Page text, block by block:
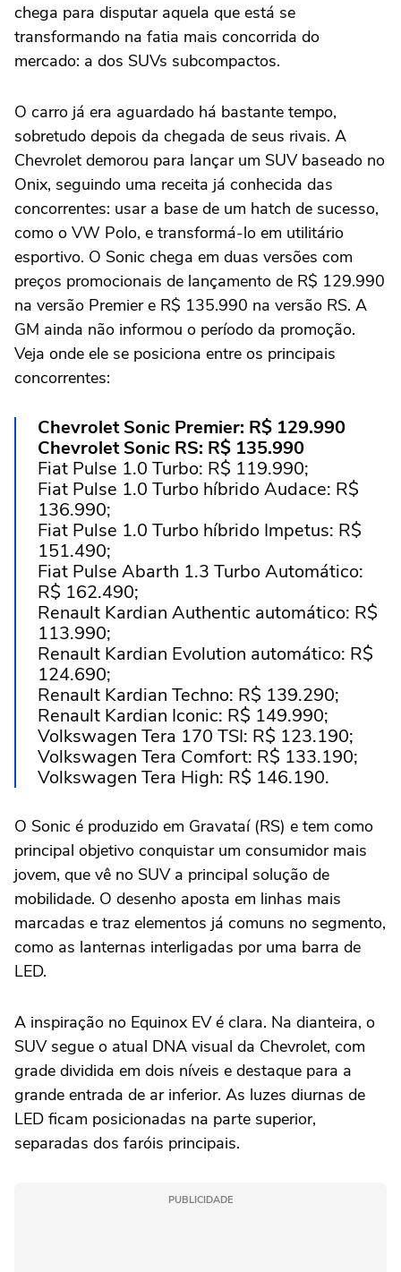
chega para disputar aquela que está se
transformando na fatia mais concorrida do
mercado: a dos SUVs subcompactos.
O carro já era aguardado há bastante tempo,
sobretudo depois da chegada de seus rivais. A
Chevrolet demorou para lançar um SUV baseado no
Onix, seguindo uma receita já conhecida das
concorrentes: usar a base de um hatch de sucesso,
como o VW Polo, e transformá-lo em utilitário
esportivo. O Sonic chega em duas versões com
preços promocionais de lançamento de R$ 129.990
na versão Premier e R$ 135.990 na versão RS. A
GM ainda não informou o período da promoção.
Veja onde ele se posiciona entre os principais
concorrentes:
Chevrolet Sonic Premier: R$ 129.990
Chevrolet Sonic RS: R$ 135.990
Fiat Pulse 1.0 Turbo: R$ 119.990;
Fiat Pulse 1.0 Turbo híbrido Audace: R$
136.990;
Fiat Pulse 1.0 Turbo híbrido Impetus: R$
151.490;
Fiat Pulse Abarth 1.3 Turbo Automático:
R$ 162.490;
Renault Kardian Authentic automático: R$
113.990;
Renault Kardian Evolution automático: R$
124.690;
Renault Kardian Techno: R$ 139.290;
Renault Kardian Iconic: R$ 149.990;
Volkswagen Tera 170 TSI: R$ 123.190;
Volkswagen Tera Comfort: R$ 133.190;
Volkswagen Tera High: R$ 146.190.
O Sonic é produzido em Gravataí (RS) e tem como
principal objetivo conquistar um consumidor mais
jovem, que vê no SUV a principal solução de
mobilidade. O desenho aposta em linhas mais
marcadas e traz elementos já comuns no segmento,
como as lanternas interligadas por uma barra de
LED.
A inspiração no Equinox EV é clara. Na dianteira, o
SUV segue o atual DNA visual da Chevrolet, com
grade dividida em dois níveis e destaque para a
grande entrada de ar inferior. As luzes diurnas de
LED ficam posicionadas na parte superior,
separadas dos faróis principais.
PUBLICIDADE